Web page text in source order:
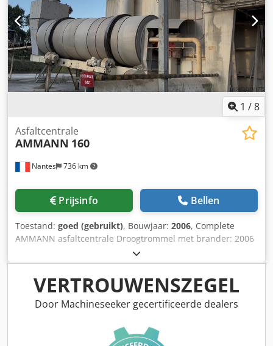
1 /8
Nantes 736 km
Asfaltcentrale
AMMANN 160
Prijsinfo Bellen
Toestand: goed (gebruikt), Bouwjaar: 2006, Complete
AMMANN asfaltcentrale Droogtrommel met brander: 2006
Filter: 2014 Cjdpfx Aboxqpvtoherf ERMIIS automatisering:
2013 Capaciteit: 160 ton/uur Machine wordt momenteel
gedemonteerd
VERTROUWENSZEGEL
Door Machineseeker gecertificeerde dealers